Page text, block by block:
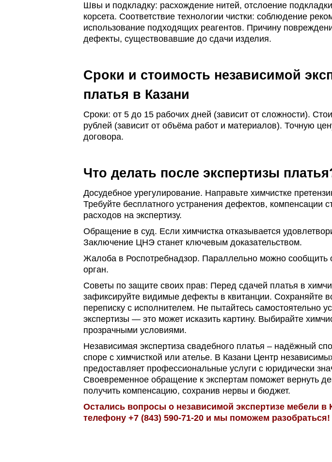
Швы и подкладку: расхождение нитей, отслоение
корсета. Соответствие технологии чистки: соблюдение
использование подходящих реагентов. Причину
дефекты, существовавшие до сдачи изделия.
Сроки и стоимость независимой
платья в Казани
Сроки: от 5 до 15 рабочих дней (зависит от сложности).
рублей (зависит от объёма работ и материалов). Точную
договора.
Что делать после экспертизы
Досудебное урегулирование. Направьте химчистке
Требуйте бесплатного устранения дефектов, компенсации
расходов на экспертизу.
Обращение в суд. Если химчистка отказывается
Заключение ЦНЭ станет ключевым доказательством.
Жалоба в Роспотребнадзор. Параллельно можно сообщить
орган.
Советы по защите своих прав: Перед сдачей платья в
зафиксируйте видимые дефекты в квитанции. Сохраняйте
переписку с исполнителем. Не пытайтесь самостоятельно
экспертизы — это может исказить картину. Выбирайте
прозрачными условиями.
Независимая экспертиза свадебного платья – надёжный
споре с химчисткой или ателье. В Казани Центр
предоставляет профессиональные услуги с юридически
Своевременное обращение к экспертам поможет вернуть
получить компенсацию, сохранив нервы и бюджет.
Остались вопросы о независимой экспертизе мебели в
телефону +7 (843) 590-71-20 и мы поможем разобраться!